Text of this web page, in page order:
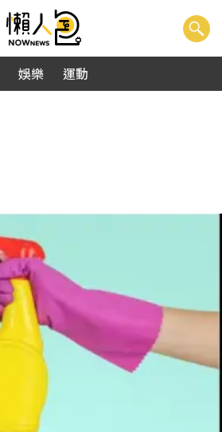
娛樂 運動